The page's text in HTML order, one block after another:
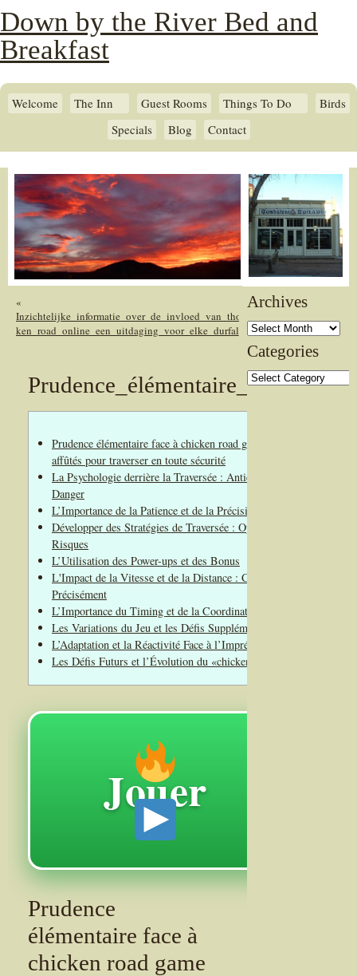
Down by the River Bed and
Breakfast
Welcome The Inn Guest Rooms Things To Do
Birds
Specials
Blog Contact
«
Prudence élémentaire face à chicken road game et réflexes
affûtés pour traverser en toute sécurité
La Psychologie derrière la Traversée : Anticiper le
Danger
L’Importance de la Patience et de la Précision
Développer des Stratégies de Traversée : Optimiser les
Risques
L’Utilisation des Power-ups et des Bonus
L'Impact de la Vitesse et de la Distance : Calculer
Précisément
L’Importance du Timing et de la Coordination
Les Variations du Jeu et les Défis Supplémentaires
L’Adaptation et la Réactivité Face à l’Imprévu
Les Défis Futurs et l’Évolution du «chicken road game»
Jouer
Prudence
élémentaire face à
chicken road game
Archives
Archives
Categories
Categories